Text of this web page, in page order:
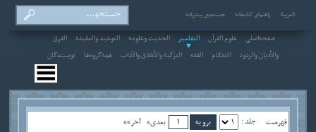
العربیة راهنمای کتابخانه جستجوی پیشرفته
صفحه‌اصلی علوم القرآن التفاسير الحديث وعلومه التوحيد والعقيدة
الفرق
والأديان والردود
الاحکام الفقه التزكية والأخلاق والآداب همه‌گروه‌ها نویسندگان
فهرست جلد : بعدی» آخر»»